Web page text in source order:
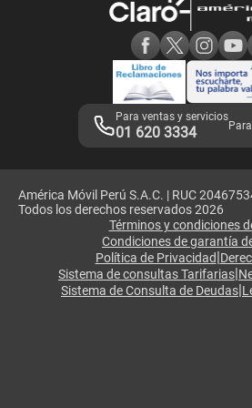
Adquirientes iPhone 6, 6S y SE
Mensaje de Seguridad
Términos y Condiciones de Tienda Claro
Libro de Reclamaciones
Legales de marketplace
Para ventas y servicios
01 620 3334
América Móvil Perú S.A.C. | RUC
Todos los derechos reservados 2026
Términos y condiciones
Condiciones de garantía
Política de Privacidad|
Sistema de consultas Tarifarias|
Sistema de Consulta de Deudas|